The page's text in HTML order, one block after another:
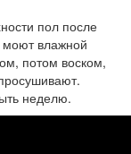
пол после
влажной
потом воском,
неделю.